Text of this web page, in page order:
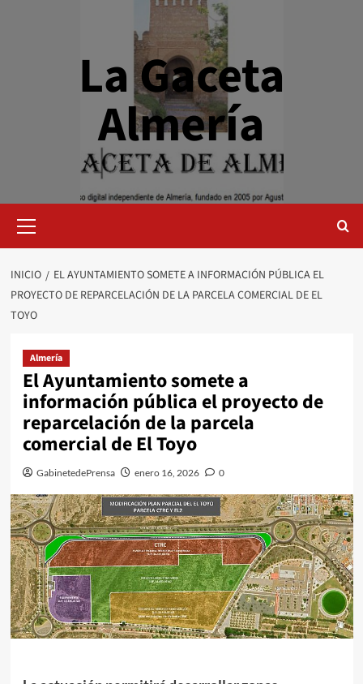
La Gaceta
Almería
primario
INICIO
EL AYUNTAMIENTO SOMETE A INFORMACIÓN PÚBLICA EL
PROYECTO DE REPARCELACIÓN DE LA PARCELA COMERCIAL DE EL
TOYO
Almería
El Ayuntamiento somete a
información pública el proyecto de
reparcelación de la parcela
comercial de El Toyo
GabinetedePrensa enero 16, 2026 0